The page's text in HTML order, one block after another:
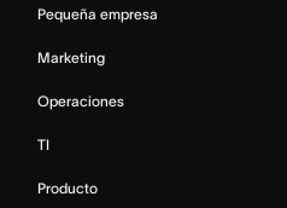
Pequeña empresa
Marketing
Operaciones
TI
Producto